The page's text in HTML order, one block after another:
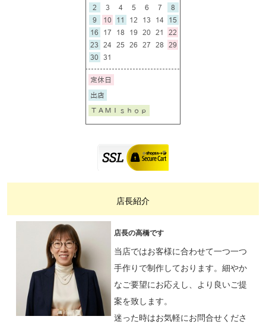
店長紹介
店長の高橋です
当店ではお客様に合わせて一つ一つ
手作りで制作しております。細やか
なご要望にお応えし、より良いご提
案を致します。
迷った時はお気軽にお問合せくださ